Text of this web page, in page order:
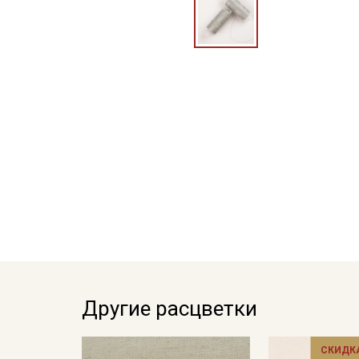
Другие расцветки